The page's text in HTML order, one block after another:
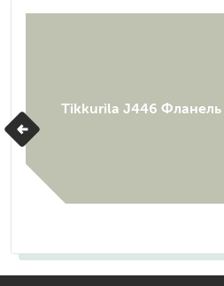
Tikkurila J446 Фланель